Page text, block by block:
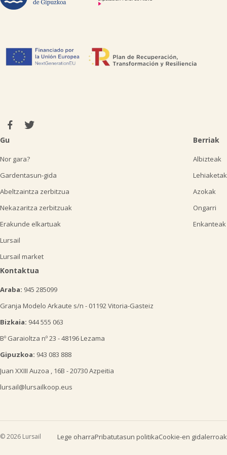
Gu
Nor gara?
Gardentasun-gida
Abeltzaintza zerbitzua
Nekazaritza zerbitzuak
Erakunde elkartuak
Lursail
Lursail market
Berriak
Albizteak
Lehiaketak
Azokak
Ongarri
Enkanteak
Kontaktua
Araba: 945 285099
Granja Modelo Arkaute s/n - 01192 Vitoria-Gasteiz
Bizkaia: 944 555 063
Bº Garaioltza nº 23 - 48196 Lezama
Gipuzkoa: 943 083 888
Juan XXIII Auzoa , 16B - 20730 Azpeitia
lursail@lursailkoop.eus
© 2026 Lursail Lege oharraPribatutasun politikaCookie-en gidalerroak